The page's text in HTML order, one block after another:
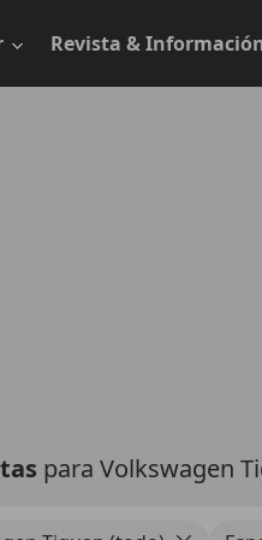
Revista &
para Volkswagen